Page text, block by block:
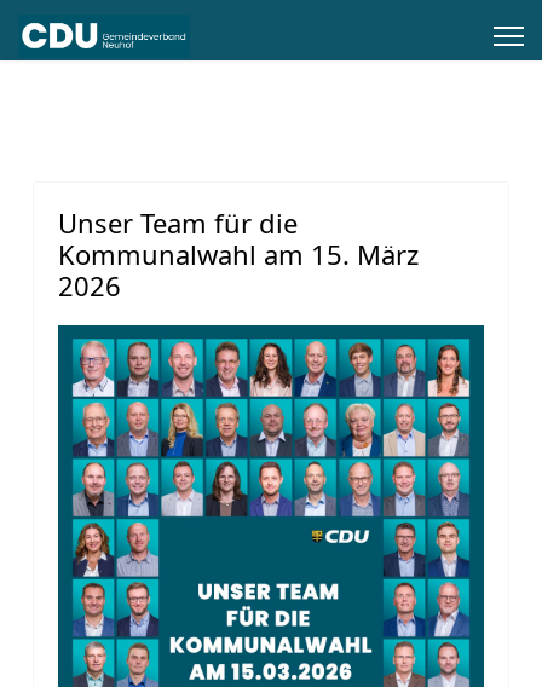
Unser Team für die
Kommunalwahl am 15. März
2026